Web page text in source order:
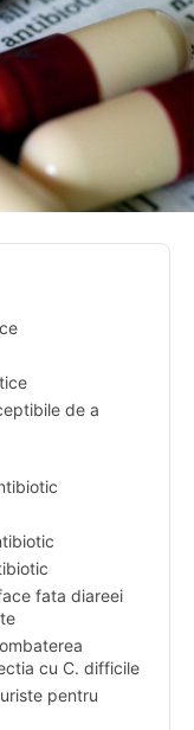
de a
fata diareei
cu C. difficile
pentru